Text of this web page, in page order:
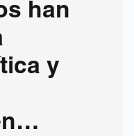
han
y